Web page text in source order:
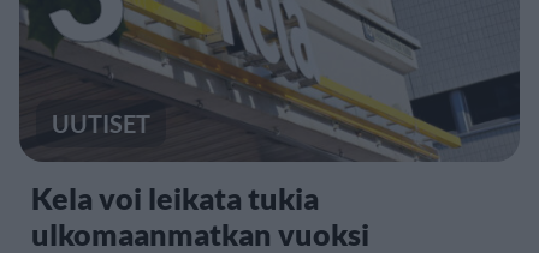
UUTISET
Kela voi leikata tukia
ulkomaanmatkan vuoksi